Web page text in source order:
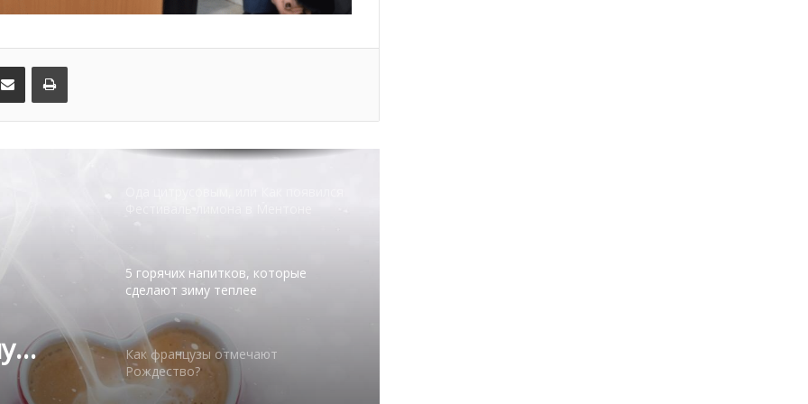
Поделиться по электронной почте Распечатать
здравствует…Королева!
Как французы отмечают
Рождество?
Традиции празднования Рождества
в Монако